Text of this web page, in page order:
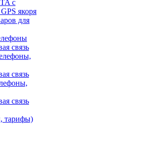
с
якоря
для
связь
связь
связь
тарифы)